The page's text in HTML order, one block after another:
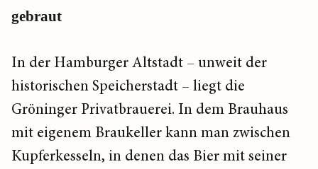
gebraut
In der Hamburger Altstadt – unweit der
historischen Speicherstadt – liegt die
Gröninger Privatbrauerei. In dem Brauhaus
mit eigenem Braukeller kann man zwischen
Kupferkesseln, in denen das Bier mit seiner